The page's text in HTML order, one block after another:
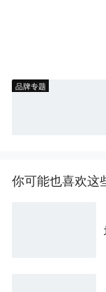
品牌专题
你可能也喜欢这